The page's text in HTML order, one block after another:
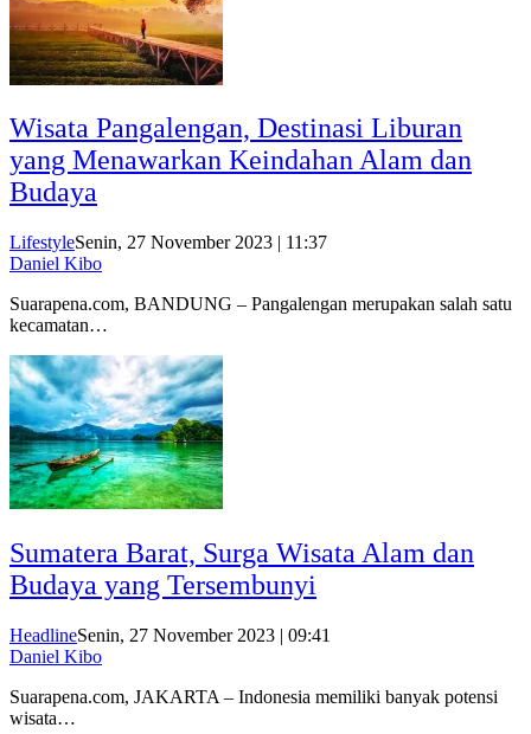
Wisata Pangalengan, Destinasi Liburan
yang Menawarkan Keindahan Alam dan
Budaya
LifestyleSenin, 27 November 2023 | 11:37
Daniel Kibo
Suarapena.com, BANDUNG – Pangalengan merupakan salah satu
kecamatan…
Sumatera Barat, Surga Wisata Alam dan
Budaya yang Tersembunyi
HeadlineSenin, 27 November 2023 | 09:41
Daniel Kibo
Suarapena.com, JAKARTA – Indonesia memiliki banyak potensi
wisata…